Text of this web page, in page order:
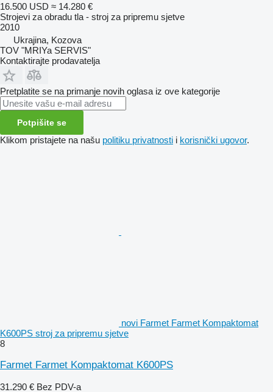
16.500 USD ≈ 14.280 €
Strojevi za obradu tla - stroj za pripremu sjetve
2010
Ukrajina, Kozova
TOV "MRIYa SERVIS"
Kontaktirajte prodavatelja
Pretplatite se na primanje novih oglasa iz ove kategorije
Potpišite se
Klikom pristajete na našu politiku privatnosti i korisnički ugovor.
novi Farmet Farmet Kompaktomat
K600PS stroj za pripremu sjetve
8
Farmet Farmet Kompaktomat K600PS
31.290 € Bez PDV-a